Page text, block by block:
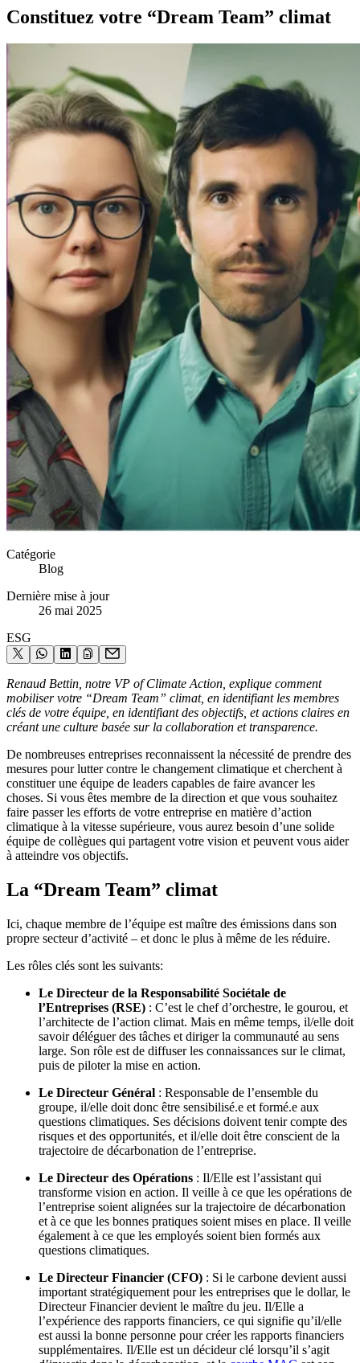
Constituez votre “Dream Team” climat
Catégorie
Blog
Dernière mise à jour
26 mai 2025
ESG
Renaud Bettin, notre VP of Climate Action, explique comment
mobiliser votre “Dream Team” climat, en identifiant les membres
clés de votre équipe, en identifiant des objectifs, et actions claires en
créant une culture basée sur la collaboration et transparence.
De nombreuses entreprises reconnaissent la nécessité de prendre des
mesures pour lutter contre le changement climatique et cherchent à
constituer une équipe de leaders capables de faire avancer les
choses. Si vous êtes membre de la direction et que vous souhaitez
faire passer les efforts de votre entreprise en matière d’action
climatique à la vitesse supérieure, vous aurez besoin d’une solide
équipe de collègues qui partagent votre vision et peuvent vous aider
à atteindre vos objectifs.
La “Dream Team” climat
Ici, chaque membre de l’équipe est maître des émissions dans son
propre secteur d’activité – et donc le plus à même de les réduire.
Les rôles clés sont les suivants:
Le Directeur de la Responsabilité Sociétale de
l’Entreprises (RSE) : C’est le chef d’orchestre, le gourou, et
l’architecte de l’action climat. Mais en même temps, il/elle doit
savoir déléguer des tâches et diriger la communauté au sens
large. Son rôle est de diffuser les connaissances sur le climat,
puis de piloter la mise en action.
Le Directeur Général : Responsable de l’ensemble du
groupe, il/elle doit donc être sensibilisé.e et formé.e aux
questions climatiques. Ses décisions doivent tenir compte des
risques et des opportunités, et il/elle doit être conscient de la
trajectoire de décarbonation de l’entreprise.
Le Directeur des Opérations : Il/Elle est l’assistant qui
transforme vision en action. Il veille à ce que les opérations de
l’entreprise soient alignées sur la trajectoire de décarbonation
et à ce que les bonnes pratiques soient mises en place. Il veille
également à ce que les employés soient bien formés aux
questions climatiques.
Le Directeur Financier (CFO) : Si le carbone devient aussi
important stratégiquement pour les entreprises que le dollar, le
Directeur Financier devient le maître du jeu. Il/Elle a
l’expérience des rapports financiers, ce qui signifie qu’il/elle
est aussi la bonne personne pour créer les rapports financiers
supplémentaires. Il/Elle est un décideur clé lorsqu’il s’agit